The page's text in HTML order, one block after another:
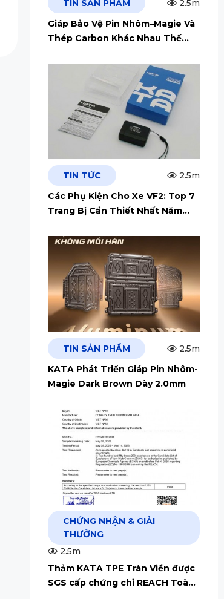
TIN SẢN PHẨM
2.5m
Giáp Bảo Vệ Pin Nhôm–Magie Và
Thép Carbon Khác Nhau Thế
TIN TỨC
2.5m
Các Phụ Kiện Cho Xe VF2: Top 7
Trang Bị Cần Thiết Nhất Năm
TIN SẢN PHẨM
2.5m
KATA Phát Triển Giáp Pin Nhôm-
Magie Dark Brown Dày 2.0mm
CHỨNG NHẬN & GIẢI
THƯỞNG
2.5m
Thảm KATA TPE Tràn Viền được
SGS cấp chứng chỉ REACH Toàn